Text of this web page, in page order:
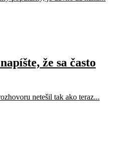
že sa často
netešil tak ako teraz...